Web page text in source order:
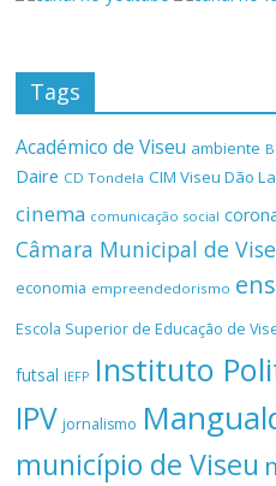
Tags
Académico de Viseu ambiente
Daire CD Tondela CIM Viseu Dão
cinema comunicação social
Câmara Municipal de
economia empreendedorismo
Escola Superior de Educação de
futsal IEFP Instituto
IPV jornalismo
município de Viseu